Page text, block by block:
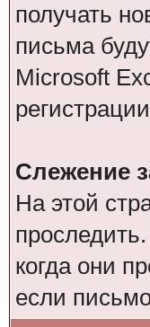
получать
письма
Microsoft
Слежение
На этой
когда они
если